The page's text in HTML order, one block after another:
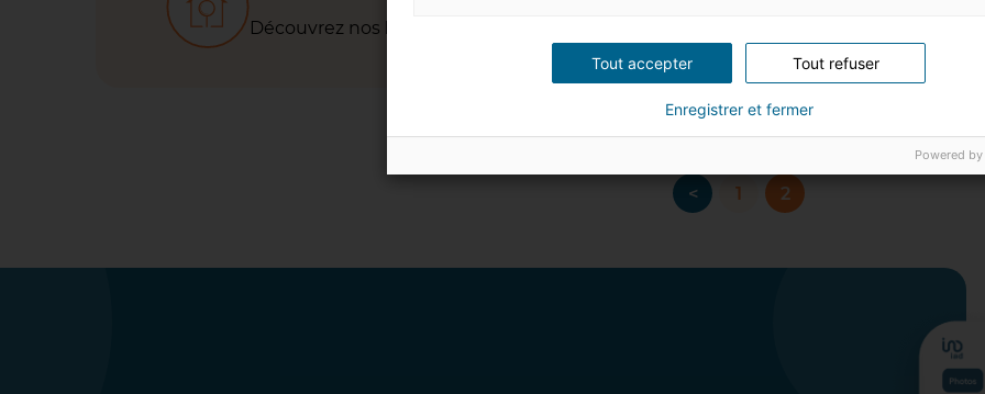
Découvrez nos biens à vendre
< 1 2
Tout accepter Tout refuser
Enregistrer et fermer
Powered by